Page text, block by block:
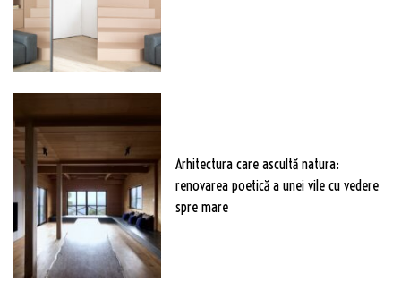
Arhitectura care ascultă natura:
renovarea poetică a unei vile cu vedere
spre mare